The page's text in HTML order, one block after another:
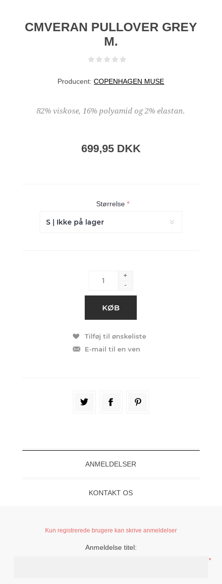
CMVERAN PULLOVER GREY
M.
Producent: COPENHAGEN MUSE
82% viskose, 16% polyamid og 2% elastan.
699,95 DKK
Størrelse*
+
-
ANMELDELSER
KONTAKT OS
Kun registrerede brugere kan skrive anmeldelser
Anmeldelse titel:
*